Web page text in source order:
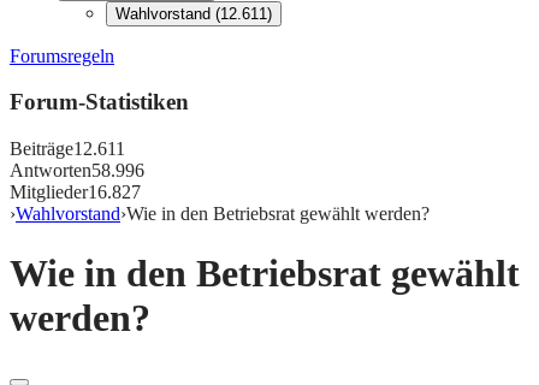
Wahlvorstand (12.611)
Forumsregeln
Forum-Statistiken
Beiträge12.611
Antworten58.996
Mitglieder16.827
›Wahlvorstand›Wie in den Betriebsrat gewählt werden?
Wie in den Betriebsrat gewählt
werden?